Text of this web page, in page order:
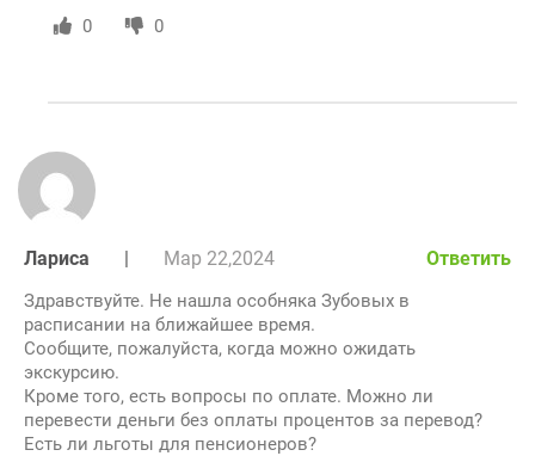
0
0
Лариса | Мар 22,2024 Ответить
Здравствуйте. Не нашла особняка Зубовых в
расписании на ближайшее время.
Сообщите, пожалуйста, когда можно ожидать
экскурсию.
Кроме того, есть вопросы по оплате. Можно ли
перевести деньги без оплаты процентов за перевод?
Есть ли льготы для пенсионеров?